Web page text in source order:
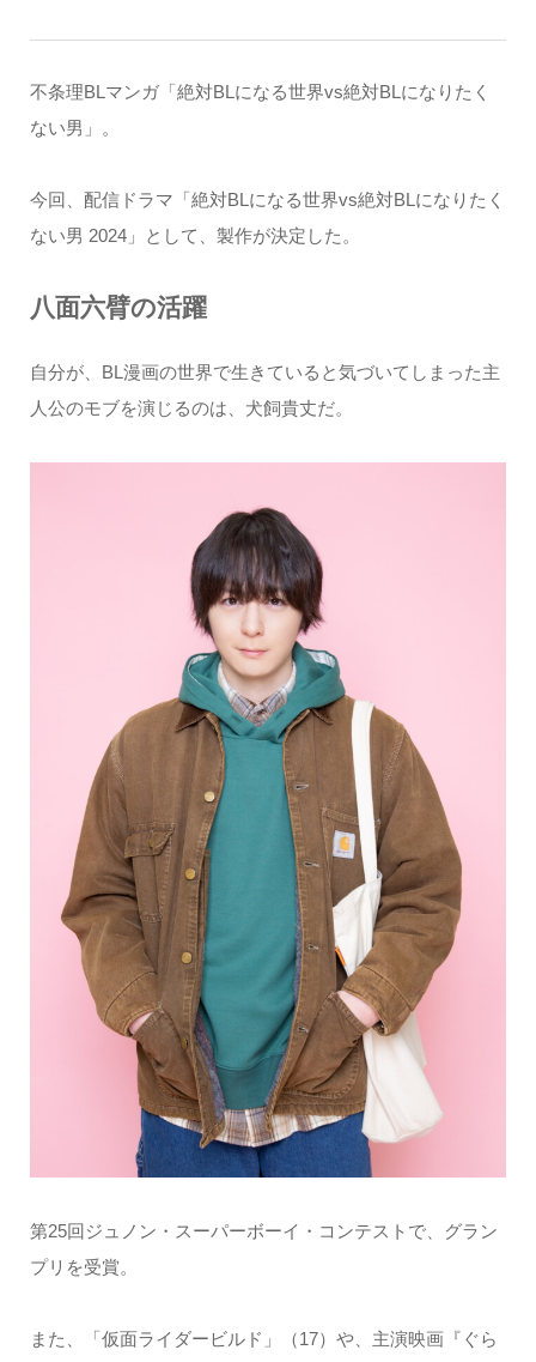
不条理BLマンガ「絶対BLになる世界vs絶対BLになりたく
ない男」。
今回、配信ドラマ「絶対BLになる世界vs絶対BLになりたく
ない男 2024」として、製作が決定した。
八面六臂の活躍
自分が、BL漫画の世界で生きていると気づいてしまった主
人公のモブを演じるのは、犬飼貴丈だ。
第25回ジュノン・スーパーボーイ・コンテストで、グラン
プリを受賞。
また、「仮面ライダービルド」（17）や、主演映画『ぐら